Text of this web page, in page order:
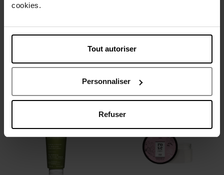
cookies.
Tout autoriser
Personnaliser
Refuser
48,90 €
Nouveauté